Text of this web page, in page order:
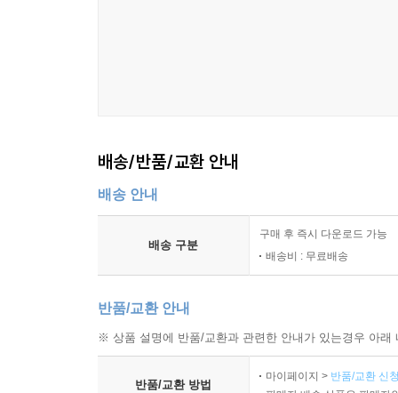
자세와 태도가 진하게 배어 있다. 낯선 생명체
환대를 배운다는 점에서, 장르적 완성도를 뛰어
냈을 거야. 사실 너한테 배운 게 많단다.” 낯선
성장할 것이다.
배송/반품/교환 안내
배송 안내
배송 구분
구매 후 즉시 다운로드 가능
배송비 : 무료배송
반품/교환 안내
※ 상품 설명에 반품/교환과 관련한 안내가 있는경우 아
반품/교환 방법
마이페이지 > 반품/교환 신